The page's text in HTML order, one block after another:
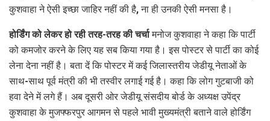
कुशवाहा ने ऐसी इच्छा जाहिर नहीं की है, ना ही उनकी ऐसी मनसा है।
होर्डिंग को लेकर हो रही तरह-तरह की चर्चामनोज कुशवाहा ने कहा कि पार्टी
को कमजोर करने के लिए यह सब किया गया है। इस पोस्टर से पार्टी का कोई
लेना देना नहीं है। बता दें कि पोस्टर में कई जिलास्तरीय जेडीयू नेताओं के
साथ-साथ पूर्व मंत्री की भी तस्वीर लगाई गई है। कहा कि लोग गुटबाजी को
हवा देने में लगे हैं। अब दूसरी ओर जेडीयू संसदीय बोर्ड के अध्यक्ष उपेंद्र
कुशवाहा के मुजफ्फरपुर आगमन से पहले भावी मुख्यमंत्री बताने वाले होर्डिंग